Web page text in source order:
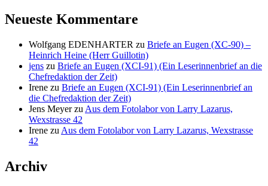
Neueste Kommentare
Wolfgang EDENHARTER zu Briefe an Eugen (XC-90) –
Heinrich Heine (Herr Guillotin)
jens zu Briefe an Eugen (XCI-91) (Ein Leserinnenbrief an die
Chefredaktion der Zeit)
Irene zu Briefe an Eugen (XCI-91) (Ein Leserinnenbrief an
die Chefredaktion der Zeit)
Jens Meyerzu Aus dem Fotolabor von Larry Lazarus,
Wexstrasse 42
Irene zu Aus dem Fotolabor von Larry Lazarus, Wexstrasse
42
Archiv